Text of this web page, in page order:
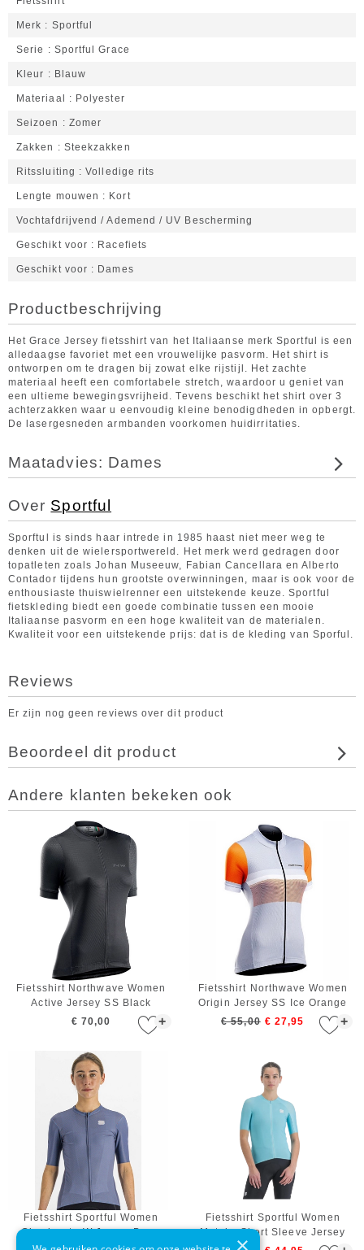
Merk Sportful
Serie Sportful Grace
Kleur Blauw
Materiaal Polyester
Seizoen Zomer
Zakken Steekzakken
Ritssluiting Volledige rits
Lengte mouwen Kort
Vochtafdrijvend / Ademend / UV Bescherming
Geschikt voor Racefiets
Geschikt voor Dames
Productbeschrijving
Het Grace Jersey fietsshirt van het Italiaanse merk Sportful is een
alledaagse favoriet met een vrouwelijke pasvorm. Het shirt is
ontworpen om te dragen bij zowat elke rijstijl. Het zachte
materiaal heeft een comfortabele stretch, waardoor u geniet van
een ultieme bewegingsvrijheid. Tevens beschikt het shirt over 3
achterzakken waar u eenvoudig kleine benodigdheden in opbergt.
De lasergesneden armbanden voorkomen huidirritaties.
Maatadvies: Dames
Over Sportful
Sporftul is sinds haar intrede in 1985 haast niet meer weg te
denken uit de wielersportwereld. Het merk werd gedragen door
topatleten zoals Johan Museeuw, Fabian Cancellara en Alberto
Contador tijdens hun grootste overwinningen, maar is ook voor de
enthousiaste thuiswielrenner een uitstekende keuze. Sportful
fietskleding biedt een goede combinatie tussen een mooie
Italiaanse pasvorm en een hoge kwaliteit van de materialen.
Kwaliteit voor een uitstekende prijs: dat is de kleding van Sporful.
Reviews
Er zijn nog geen reviews over dit product
Beoordeel dit product
Andere klanten bekeken ook
+
Fietsshirt Northwave Women
Active Jersey SS Black
€ 70,00
+
Fietsshirt Northwave Women
Origin Jersey SS Ice Orange
€ 55,00 € 27,95
Fietsshirt Sportful Women
Checkmate W Jersey Berry
Blue Mauve
Fietsshirt Sportful Women
Matchy Short Sleeve Jersey
Blue Radiance